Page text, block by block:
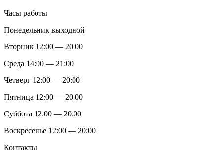
Часы работы
Понедельник выходной
Вторник 12:00 — 20:00
Среда 14:00 — 21:00
Четверг 12:00 — 20:00
Пятница 12:00 — 20:00
Суббота 12:00 — 20:00
Воскресенье 12:00 — 20:00
Контакты